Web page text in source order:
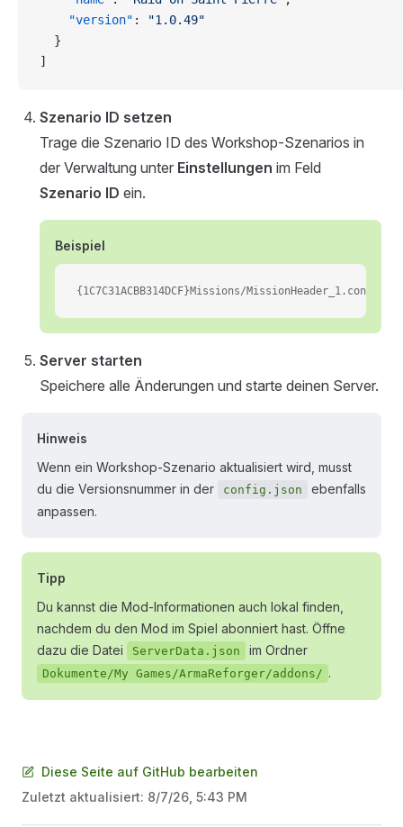
    "version"
:
"1.0.49"
  }
]
Szenario ID setzen
Trage die Szenario ID des Workshop-Szenarios in
der Verwaltung unter Einstellungen im Feld
Szenario ID ein.
Beispiel
{1C7C31ACBB314DCF}Missions/MissionHeader_1.conf
Server starten
Speichere alle Änderungen und starte deinen Server.
Hinweis
Wenn ein Workshop-Szenario aktualisiert wird, musst
du die Versionsnummer in der
config.json
ebenfalls
anpassen.
Tipp
Du kannst die Mod-Informationen auch lokal finden,
nachdem du den Mod im Spiel abonniert hast. Öffne
dazu die Datei
ServerData.json im Ordner
Dokumente/My Games/ArmaReforger/addons/ .
Diese Seite auf GitHub bearbeiten
Zuletzt aktualisiert: 8/7/26, 5:43 PM